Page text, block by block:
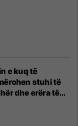
e kuq të
stuhi të
dhe erëra të